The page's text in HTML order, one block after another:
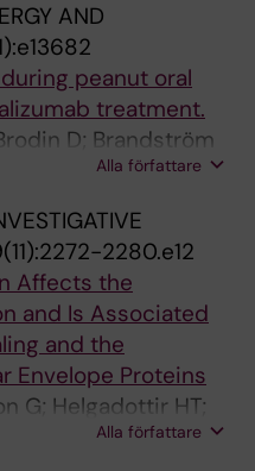
AND
peanut oral
treatment.
D; Brandström
der Heiden M;
Zee AH; Potočnik
Nilsson C; Melén E
Alla författare
2280.e12
Affects the
and Is Associated
and the
Envelope Proteins
G; Helgadottir HT;
Dohla J; Katajisto P;
Alla författare